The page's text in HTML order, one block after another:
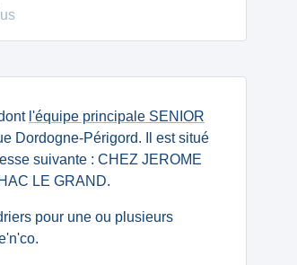
l'équipe principale SENIOR
Dordogne-Périgord. Il est situé
suivante : CHEZ JEROME
LE GRAND.
pour une ou plusieurs